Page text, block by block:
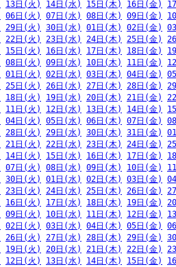
13日(火) 14日(水) 15日(木) 16日(金)
06日(火) 07日(水) 08日(木) 09日(金)
29日(火) 30日(水) 01日(木) 02日(金)
22日(火) 23日(水) 24日(木) 25日(金)
15日(火) 16日(水) 17日(木) 18日(金)
08日(火) 09日(水) 10日(木) 11日(金)
01日(火) 02日(水) 03日(木) 04日(金)
25日(火) 26日(水) 27日(木) 28日(金)
18日(火) 19日(水) 20日(木) 21日(金)
11日(火) 12日(水) 13日(木) 14日(金)
04日(火) 05日(水) 06日(木) 07日(金)
28日(火) 29日(水) 30日(木) 31日(金)
21日(火) 22日(水) 23日(木) 24日(金)
14日(火) 15日(水) 16日(木) 17日(金)
07日(火) 08日(水) 09日(木) 10日(金)
30日(火) 01日(水) 02日(木) 03日(金)
23日(火) 24日(水) 25日(木) 26日(金)
16日(火) 17日(水) 18日(木) 19日(金)
09日(火) 10日(水) 11日(木) 12日(金)
02日(火) 03日(水) 04日(木) 05日(金)
26日(火) 27日(水) 28日(木) 29日(金)
19日(火) 20日(水) 21日(木) 22日(金)
12日(火) 13日(水) 14日(木) 15日(金)